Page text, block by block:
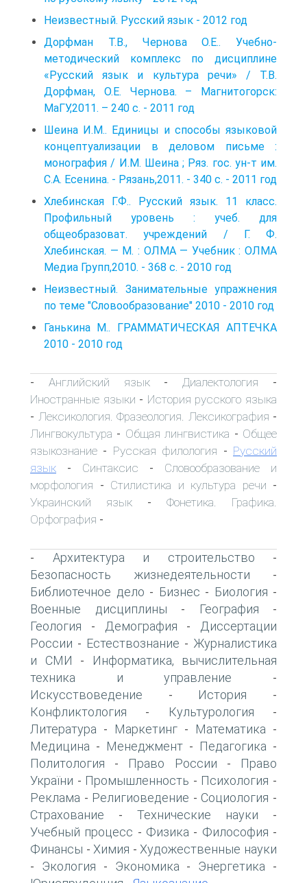
Неизвестный. Русский язык - 2012 год
Дорфман Т.В., Чернова О.Е.. Учебно-
методический комплекс по дисциплине
«Русский язык и культура речи» / Т.В.
Дорфман, О.Е. Чернова. – Магнитогорск:
МаГУ,2011. – 240 с. - 2011 год
Шеина И.М.. Единицы и способы языковой
концептуализации в деловом письме :
монография / И.М. Шеина ; Ряз. гос. ун-т им.
С.А. Есенина. - Рязань,2011. - 340 с. - 2011 год
Хлебинская Г.Ф.. Русский язык. 11 класс.
Профильный уровень : учеб. для
общеобразоват. учреждений / Г. Ф.
Хлебинская. — М. : ОЛМА — Учебник : ОЛМА
Медиа Групп,2010. - 368 с. - 2010 год
Неизвестный. Занимательные упражнения
по теме "Словообразование" 2010 - 2010 год
Ганькина М.. ГРАММАТИЧЕСКАЯ АПТЕЧКА
2010 - 2010 год
- Английский язык- Диалектология -
Иностранные языки - История русского языка
- Лексикология. Фразеология. Лексикография -
Лингвокультура - Общая лингвистика - Общее
языкознание - Русская филология - Русский
язык - Синтаксис - Словообразование и
морфология - Стилистика и культура речи -
Украинский язык - Фонетика. Графика.
Орфография -
- Архитектура и строительство -
Безопасность жизнедеятельности -
Библиотечное дело - Бизнес - Биология -
Военные дисциплины - География -
Геология - Демография -
Диссертации
России - Естествознание - Журналистика
и СМИ -
Информатика, вычислительная
техника и управление -
Искусствоведение - История -
Конфликтология - Культурология -
Литература - Маркетинг - Математика -
Медицина - Менеджмент - Педагогика -
Политология - Право России -
Право
України - Промышленность - Психология -
Реклама - Религиоведение - Социология -
Страхование - Технические науки -
Учебный процесс - Физика - Философия -
Финансы - Химия - Художественные науки
- Экология - Экономика - Энергетика -